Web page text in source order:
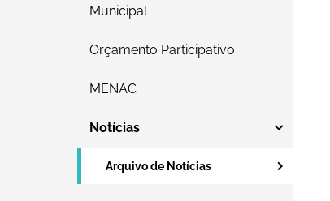
Municipal
Orçamento Participativo
MENAC
Notícias
Arquivo de Notícias